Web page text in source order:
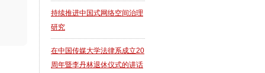
持续推进中国式网络空间治理
研究
在中国传媒大学法律系成立20
周年暨李丹林退休仪式的讲话